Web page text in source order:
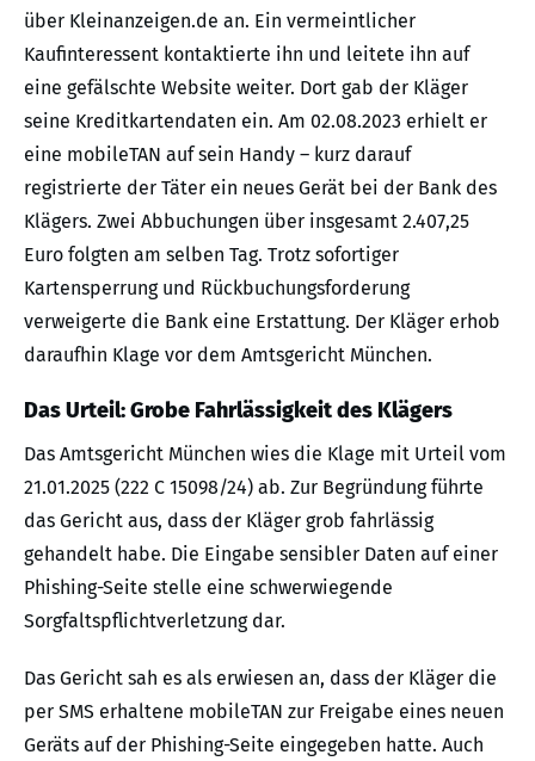
über Kleinanzeigen.de an. Ein vermeintlicher
Kaufinteressent kontaktierte ihn und leitete ihn auf
eine gefälschte Website weiter. Dort gab der Kläger
seine Kreditkartendaten ein. Am 02.08.2023 erhielt er
eine mobileTAN auf sein Handy – kurz darauf
registrierte der Täter ein neues Gerät bei der Bank des
Klägers. Zwei Abbuchungen über insgesamt 2.407,25
Euro folgten am selben Tag. Trotz sofortiger
Kartensperrung und Rückbuchungsforderung
verweigerte die Bank eine Erstattung. Der Kläger erhob
daraufhin Klage vor dem Amtsgericht München.
Das Urteil: Grobe Fahrlässigkeit des Klägers
Das Amtsgericht München wies die Klage mit Urteil vom
21.01.2025 (222 C 15098/24) ab. Zur Begründung führte
das Gericht aus, dass der Kläger grob fahrlässig
gehandelt habe. Die Eingabe sensibler Daten auf einer
Phishing-Seite stelle eine schwerwiegende
Sorgfaltspflichtverletzung dar.
Das Gericht sah es als erwiesen an, dass der Kläger die
per SMS erhaltene mobileTAN zur Freigabe eines neuen
Geräts auf der Phishing-Seite eingegeben hatte. Auch